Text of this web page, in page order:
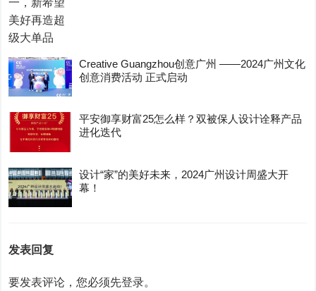
Creative Guangzhou创意广州 ——2024广州文化
创意消费活动 正式启动
平安御享财富25怎么样？双被保人设计诠释产品
进化迭代
设计“家”的美好未来，2024广州设计周盛大开
幕！
发表回复
要发表评论，您必须先登录。